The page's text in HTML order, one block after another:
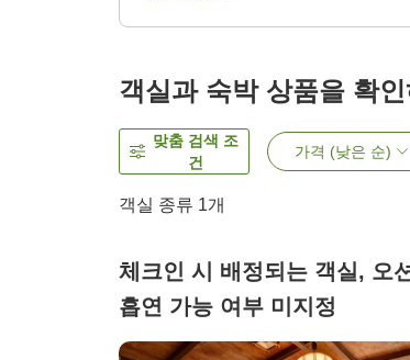
객실과 숙박 상품을 확
맞춤 검색 조
건
가격 (낮은 순)
객실 종류 1개
체크인 시 배정되는 객실, 오
흡연 가능 여부 미지정